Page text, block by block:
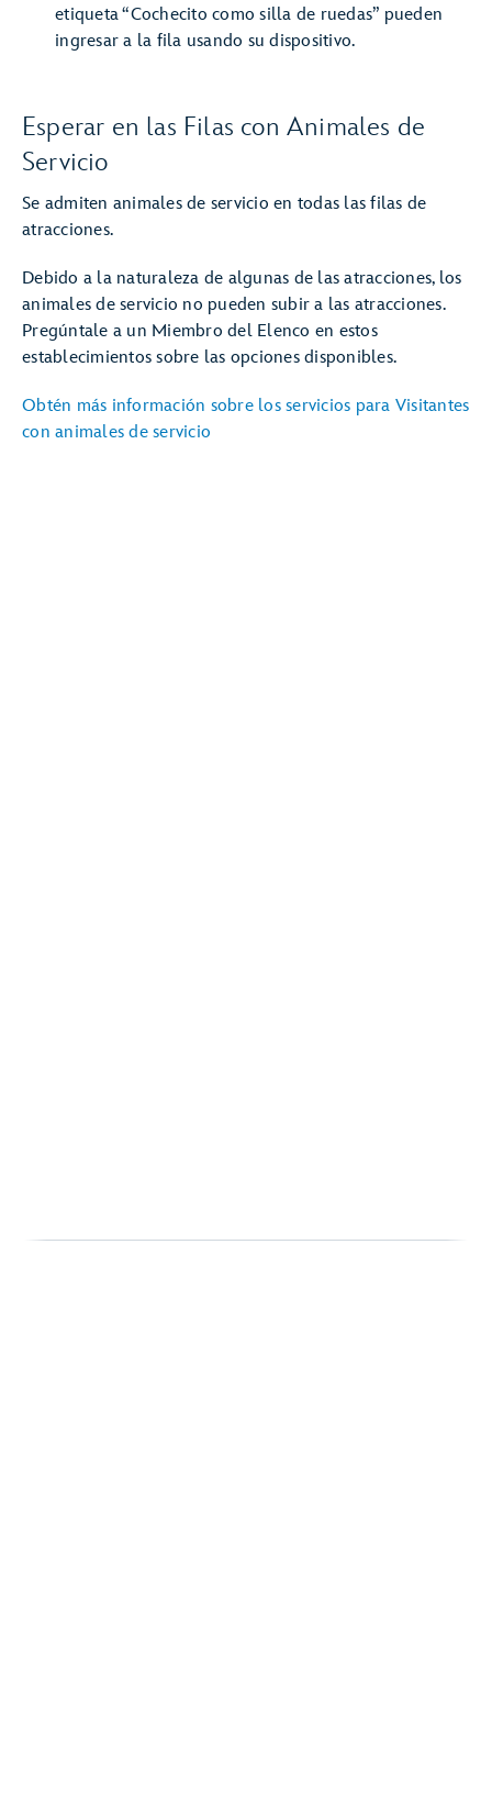
etiqueta “Cochecito como silla de ruedas” pueden
ingresar a la fila usando su dispositivo.
Esperar en las Filas con Animales de
Servicio
Se admiten animales de servicio en todas las filas de
atracciones.
Debido a la naturaleza de algunas de las atracciones, los
animales de servicio no pueden subir a las atracciones.
Pregúntale a un Miembro del Elenco en estos
establecimientos sobre las opciones disponibles.
Obtén más información sobre los servicios para Visitantes
con animales de servicio